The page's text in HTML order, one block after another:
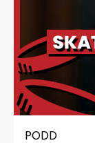
PODD